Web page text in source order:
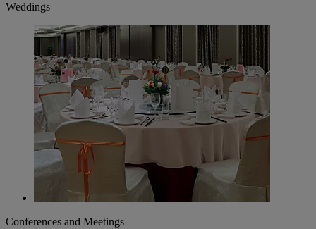
Weddings
Conferences and Meetings